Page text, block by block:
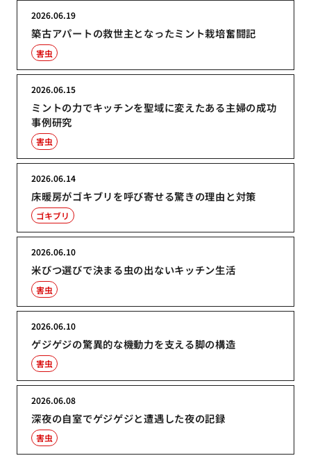
築古アパートの救世主となったミント栽培奮闘記
2026.06.19
害虫
ミントの力でキッチンを聖域に変えたある主婦の成功
事例研究
2026.06.15
害虫
床暖房がゴキブリを呼び寄せる驚きの理由と対策
2026.06.14
ゴキブリ
米びつ選びで決まる虫の出ないキッチン生活
2026.06.10
害虫
ゲジゲジの驚異的な機動力を支える脚の構造
2026.06.10
害虫
深夜の自室でゲジゲジと遭遇した夜の記録
2026.06.08
害虫